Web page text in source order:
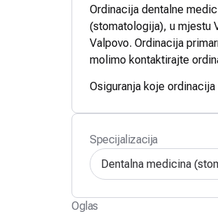
Ordinacija dentalne
(stomatologija), u mjestu
Valpovo. Ordinacija
molimo kontaktirajte
Osiguranja koje
Specijalizacija
Dentalna medicina
Oglas